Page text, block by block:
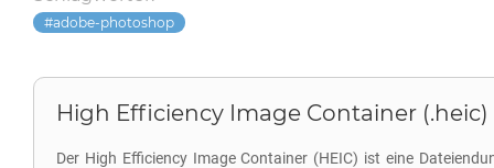
adobe-photoshop
High Efficiency Image Container (.heic)
Der High Efficiency Image Container (HEIC) ist eine